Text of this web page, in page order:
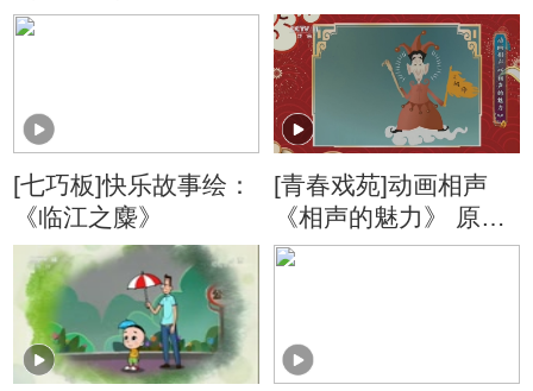
文稿》之谜 力挽狂澜
[七巧板]快乐故事绘：
《临江之麋》
[青春戏苑]动画相声
《相声的魅力》 原声
表演者：马三立 王凤